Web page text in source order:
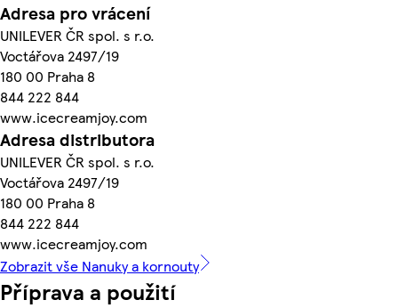
Adresa pro vrácení
UNILEVER ČR spol. s r.o.
Voctářova 2497/19
180 00 Praha 8
844 222 844
www.icecreamjoy.com
Adresa distributora
UNILEVER ČR spol. s r.o.
Voctářova 2497/19
180 00 Praha 8
844 222 844
www.icecreamjoy.com
Zobrazit vše Nanuky a kornouty
Příprava a použití